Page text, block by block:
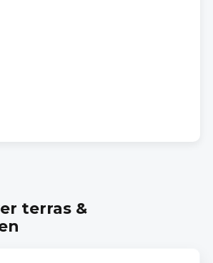
terras &